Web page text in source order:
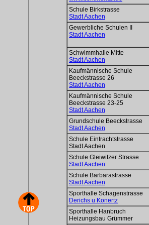
Schule Birkstrasse
Stadt Aachen
Gewerbliche Schulen II
Stadt Aachen
Schwimmhalle Mitte
Stadt Aachen
Kaufmännische Schule
Beeckstrasse 26
Stadt Aachen
Kaufmännische Schule
Beeckstrasse 23-25
Stadt Aachen
Grundschule Beeckstrasse
Stadt Aachen
Schule Eintrachtstrasse
Stadt Aachen
Schule Gleiwitzer Strasse
Stadt Aachen
Schule Barbarastrasse
Stadt Aachen
Sporthalle Schagenstrasse
Derichs u Konertz
Sporthalle Hanbruch
Heizungsbau Grümmer